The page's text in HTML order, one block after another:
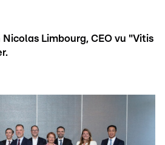
Limbourg, CEO vu "Vitis